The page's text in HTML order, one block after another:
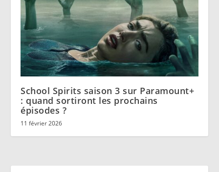
School Spirits saison 3 sur Paramount+
: quand sortiront les prochains
épisodes ?
11 février 2026